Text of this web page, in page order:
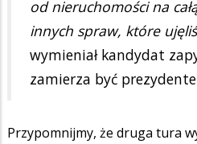
od nieruchomości na
innych spraw, które
wymieniał kandydat
zamierza być
Przypomnijmy, że druga tura